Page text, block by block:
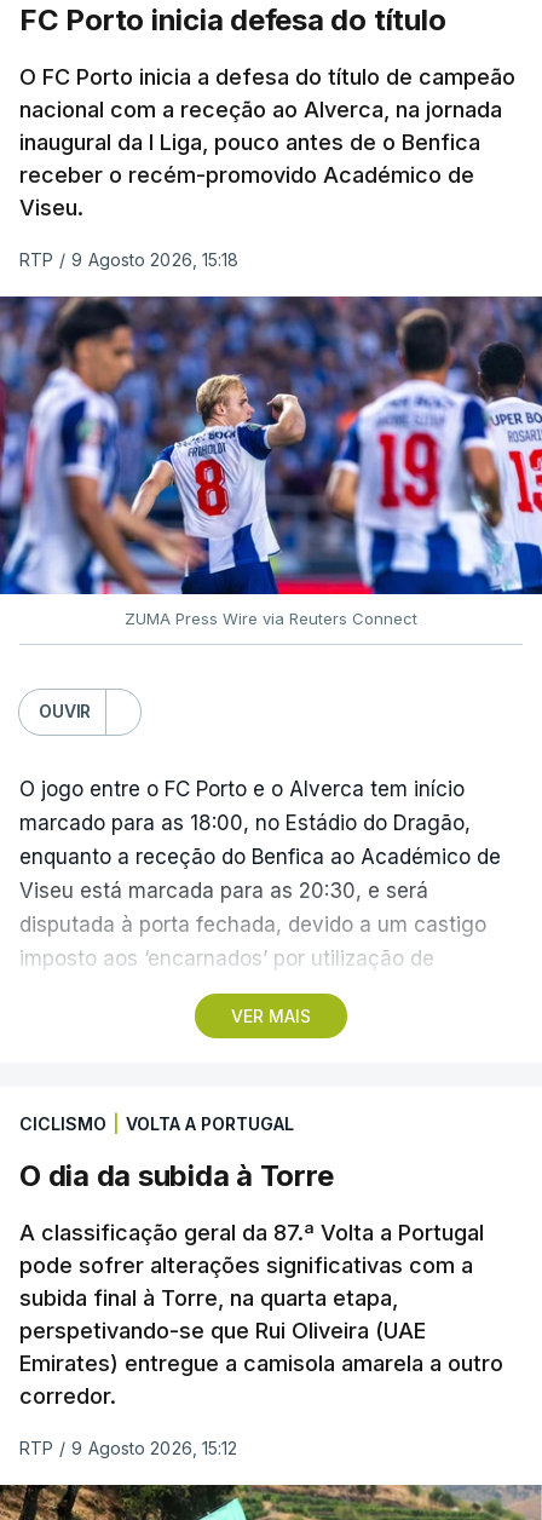
FC Porto inicia defesa do título
O FC Porto inicia a defesa do título de campeão
nacional com a receção ao Alverca, na jornada
inaugural da I Liga, pouco antes de o Benfica
receber o recém-promovido Académico de
Viseu.
RTP / 9 Agosto 2026, 15:18
ZUMA Press Wire via Reuters Connect
OUVIR
VER MAIS
O jogo entre o FC Porto e o Alverca tem início
marcado para as 18:00, no Estádio do Dragão,
enquanto a receção do Benfica ao Académico de
Viseu está marcada para as 20:30, e será
disputada à porta fechada, devido a um castigo
imposto aos ‘encarnados’ por utilização de
A jornada fica para já marcada pelo empate 2-2
Amadora, num jogo que os ‘leões estiveram a
vencer por 2-0, e pelo triunfo do regressado
Marítimo na receção ao Casa Pia (1-0).
Programa da 1.ª jornada
Estoril Praia – Famalicão, 1-1
CICLISMO VOLTA A PORTUGAL
O dia da subida à Torre
A classificação geral da 87.ª Volta a Portugal
pode sofrer alterações significativas com a
subida final à Torre, na quarta etapa,
perspetivando-se que Rui Oliveira (UAE
Emirates) entregue a camisola amarela a outro
corredor.
RTP / 9 Agosto 2026, 15:12